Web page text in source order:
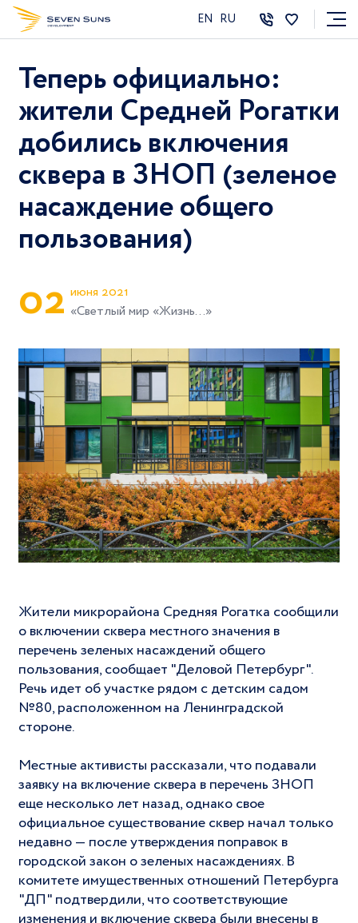
EN RU
Теперь официально:
жители Средней Рогатки
добились включения
сквера в ЗНОП (зеленое
насаждение общего
пользования)
02 июня 2021
«Светлый мир «Жизнь...»
Жители микрорайона Средняя Рогатка сообщили
о включении сквера местного значения в
перечень зеленых насаждений общего
пользования, сообщает "Деловой Петербург".
Речь идет об участке рядом с детским садом
№80, расположенном на Ленинградской
стороне.
Местные активисты рассказали, что подавали
заявку на включение сквера в перечень ЗНОП
еще несколько лет назад, однако свое
официальное существование сквер начал только
недавно — после утверждения поправок в
городской закон о зеленых насаждениях. В
комитете имущественных отношений Петербурга
"ДП" подтвердили, что соответствующие